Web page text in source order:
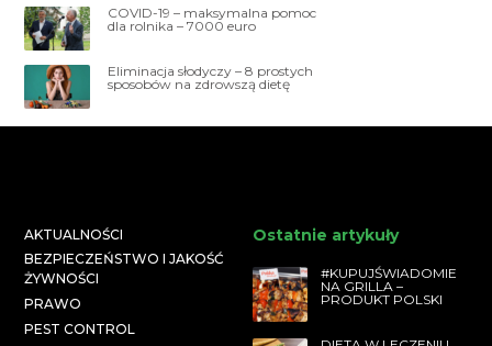
COVID-19 – maksymalna pomoc
dla rolnika – 7000 euro
Eliminacja słodyczy – 8 prostych
sposobów na zdrowszą dietę
AKTUALNOŚCI
BEZPIECZEŃSTWO I JAKOŚĆ
ŻYWNOŚCI
PRAWO
PEST CONTROL
Ostatnie artykuły
#KUPUJŚWIADOMIE
NA GRILLA –
PRODUKT POLSKI